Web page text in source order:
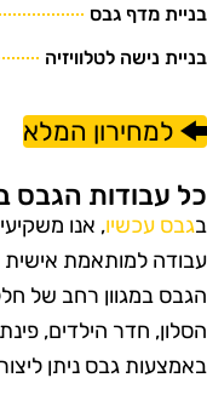
מדף גבס
נישה לטלוויזיה
למחירון המלא
עבודות הגבס
גבס עכשיו, אנו
למותאמת אישית
במגוון רחב של
חדר הילדים,
גבס ניתן ליצור